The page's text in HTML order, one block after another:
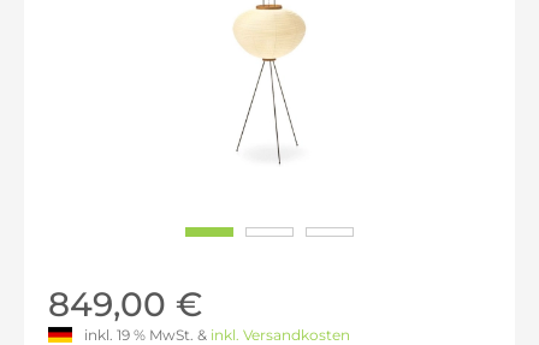
849,00 €
inkl. 19 % MwSt. & inkl. Versandkosten